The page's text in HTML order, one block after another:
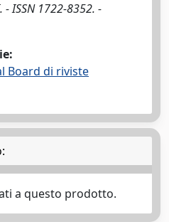
- ISSN 1722-8352. -
Board di riviste
a questo prodotto.